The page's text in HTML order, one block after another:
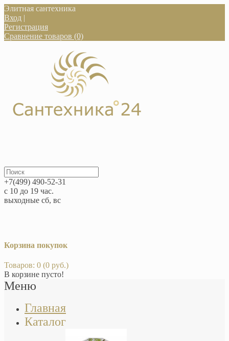
Элитная сантехника
Вход |
Регистрация
Сравнение товаров (0)
+7(499) 490-52-31
с 10 до 19 час.
выходные сб, вс
Корзина покупок
Товаров: 0 (0 руб.)
В корзине пусто!
Меню
Главная
Каталог